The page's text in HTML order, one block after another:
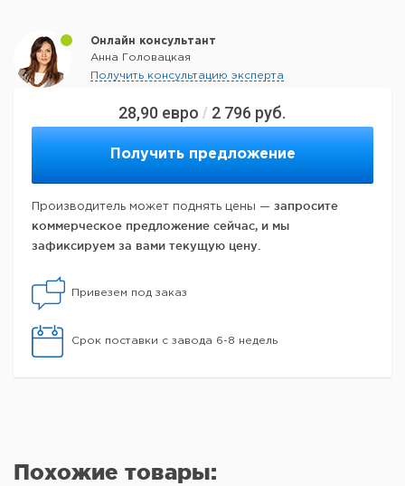
28,90 евро / 2 796 руб.
Получить предложение
Производитель может поднять цены — запросите
коммерческое предложение сейчас, и мы
зафиксируем за вами текущую цену.
Привезем под заказ
Срок поставки с завода 6-8 недель
Онлайн консультант
Анна Головацкая
Получить консультацию эксперта
Похожие товары: